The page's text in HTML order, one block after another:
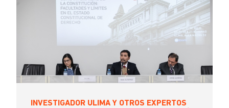
INVESTIGADOR ULIMA Y OTROS EXPERTOS